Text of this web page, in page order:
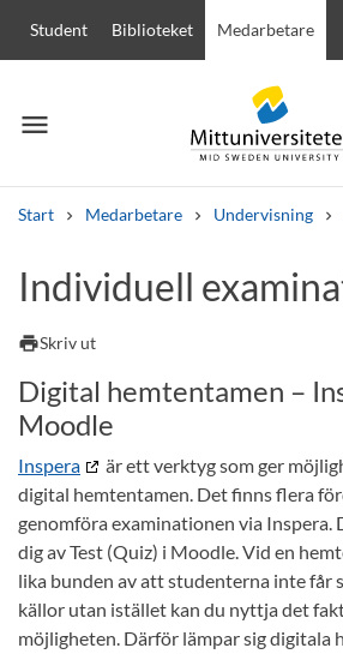
Student Biblioteket Medarbetare
menu
Meny
Start Medarbetare Undervisning
Andra söktjänster
Kurser och program
Individuell
printSkriv ut
Digital hemtentamen –
Moodle
Inspera
är ett verktyg som ger
digital hemtentamen. Det finns flera
genomföra examinationen via Inspera.
dig av Test (Quiz) i Moodle. Vid en
lika bunden av att studenterna inte får
källor utan istället kan du nyttja det
möjligheten. Därför lämpar sig digitala